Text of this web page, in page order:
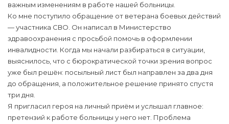
важным изменениям в работе нашей больницы.
Ко мне поступило обращение от ветерана боевых действий
— участника СВО. Он написал в Министерство
здравоохранения с просьбой помочь в оформлении
инвалидности. Когда мы начали разбираться в ситуации,
выяснилось, что с бюрократической точки зрения вопрос
уже был решён: посыльный лист был направлен за два дня
до обращения, а положительное решение принято спустя
три дня.
Я пригласил героя на личный приём и услышал главное:
претензий к работе больницы у него нет. Проблема